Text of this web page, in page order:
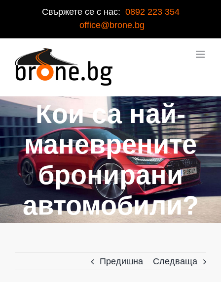
Свържете се с нас: 0892 223 354
office@brone.bg
Кои са най-
маневрените
бронирани
автомобили?
Предишна Следваща